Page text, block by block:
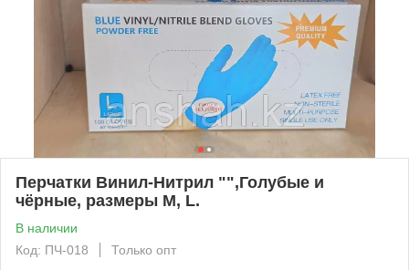
Перчатки Винил-Нитрил "",Голубые и
чёрные, размеры М, L.
В наличии
Код: ПЧ-018
Только опт